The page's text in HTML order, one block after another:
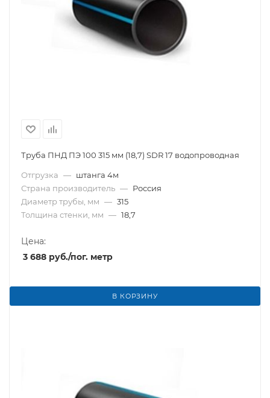
Труба ПНД ПЭ 100 315 мм (18,7) SDR 17 водопроводная
Отгрузка — штанга 4м
Страна производитель — Россия
Диаметр трубы, мм — 315
Толщина стенки, мм — 18,7
Цена:
3 688 руб./пог. метр
В КОРЗИНУ